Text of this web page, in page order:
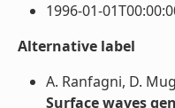
1996-01-
Alternative label
A. Ranfagni, D.
Surface waves